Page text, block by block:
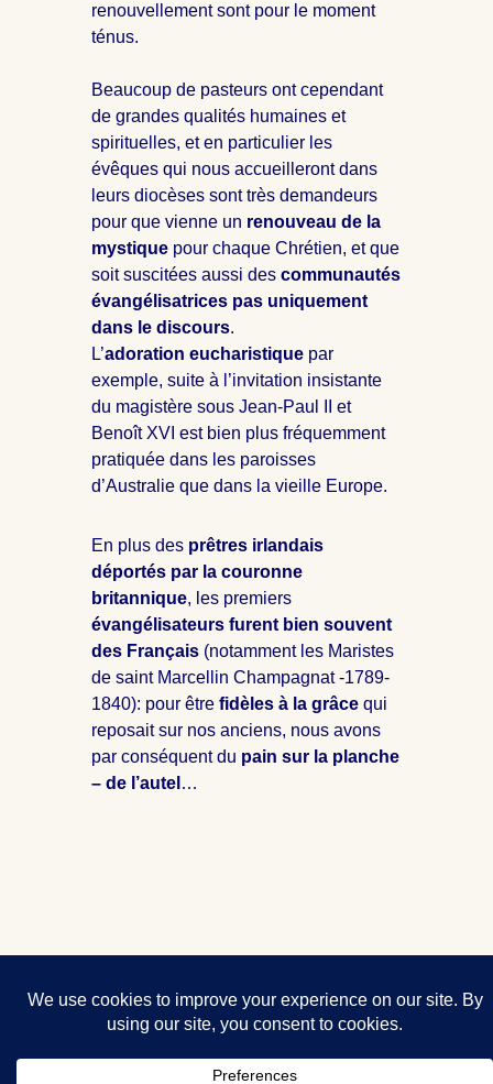
renouvellement sont pour le moment
ténus.
Beaucoup de pasteurs ont cependant
de grandes qualités humaines et
spirituelles, et en particulier les
évêques qui nous accueilleront dans
leurs diocèses sont très demandeurs
pour que vienne un renouveau de la
mystique pour chaque Chrétien, et que
soit suscitées aussi des communautés
évangélisatrices pas uniquement
dans le discours.
L’adoration eucharistique par
exemple, suite à l’invitation insistante
du magistère sous Jean-Paul II et
Benoît XVI est bien plus fréquemment
pratiquée dans les paroisses
d’Australie que dans la vieille Europe.
En plus des prêtres irlandais
déportés par la couronne
britannique, les premiers
évangélisateurs furent bien souvent
des Français (notamment les Maristes
de saint Marcellin Champagnat -1789-
1840): pour être fidèles à la grâce qui
reposait sur nos anciens, nous avons
par conséquent du pain sur la planche
– de l’autel …